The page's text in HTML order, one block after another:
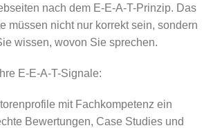
nach dem E-E-A-T-Prinzip. Das
müssen nicht nur korrekt sein, sondern
wissen, wovon Sie sprechen.
E-E-A-T-Signale:
mit Fachkompetenz ein
Bewertungen, Case Studies und